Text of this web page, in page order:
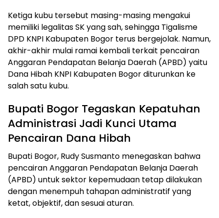
Ketiga kubu tersebut masing-masing mengakui
memiliki legalitas SK yang sah, sehingga Tigalisme
DPD KNPI Kabupaten Bogor terus bergejolak. Namun,
akhir-akhir mulai ramai kembali terkait pencairan
Anggaran Pendapatan Belanja Daerah (APBD) yaitu
Dana Hibah KNPI Kabupaten Bogor diturunkan ke
salah satu kubu.
Bupati Bogor Tegaskan Kepatuhan
Administrasi Jadi Kunci Utama
Pencairan Dana Hibah
Bupati Bogor, Rudy Susmanto menegaskan bahwa
pencairan Anggaran Pendapatan Belanja Daerah
(APBD) untuk sektor kepemudaan tetap dilakukan
dengan menempuh tahapan administratif yang
ketat, objektif, dan sesuai aturan.